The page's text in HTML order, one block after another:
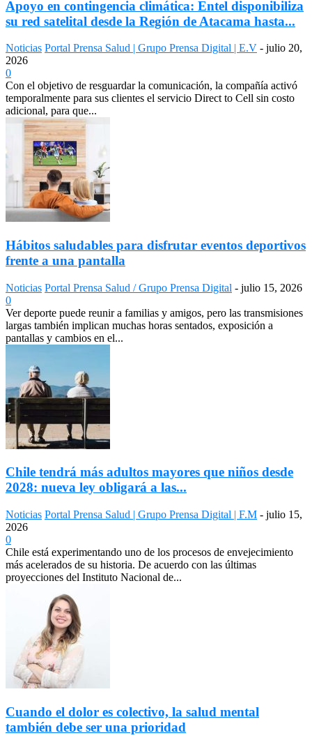
Apoyo en contingencia climática: Entel disponibiliza
su red satelital desde la Región de Atacama hasta...
Noticias Portal Prensa Salud | Grupo Prensa Digital | E.V - julio 20,
2026
0
Con el objetivo de resguardar la comunicación, la compañía activó
temporalmente para sus clientes el servicio Direct to Cell sin costo
adicional, para que...
Hábitos saludables para disfrutar eventos deportivos
frente a una pantalla
Noticias Portal Prensa Salud / Grupo Prensa Digital - julio 15, 2026
0
Ver deporte puede reunir a familias y amigos, pero las transmisiones
largas también implican muchas horas sentados, exposición a
pantallas y cambios en el...
Chile tendrá más adultos mayores que niños desde
2028: nueva ley obligará a las...
Noticias Portal Prensa Salud | Grupo Prensa Digital | F.M - julio 15,
2026
0
Chile está experimentando uno de los procesos de envejecimiento
más acelerados de su historia. De acuerdo con las últimas
proyecciones del Instituto Nacional de...
Cuando el dolor es colectivo, la salud mental
también debe ser una prioridad